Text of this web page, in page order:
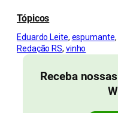
Tópicos
Eduardo Leite, espumante,
Redação RS, vinho
Receba